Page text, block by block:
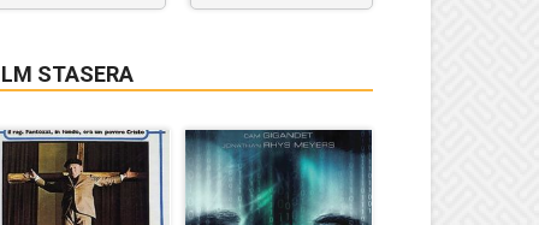
STASERA